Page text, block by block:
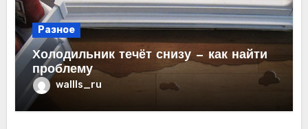
Разное
Холодильник течёт снизу — как найти
проблему
wallls_ru